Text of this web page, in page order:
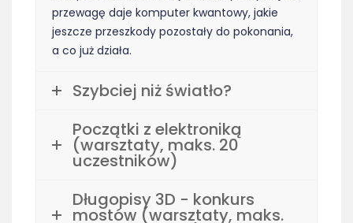
przewagę daje komputer kwantowy, jakie
jeszcze przeszkody pozostały do pokonania,
a co już działa.
Szybciej niż światło?
Początki z elektroniką
(warsztaty, maks. 20
uczestników)
Długopisy 3D - konkurs
mostów (warsztaty, maks.